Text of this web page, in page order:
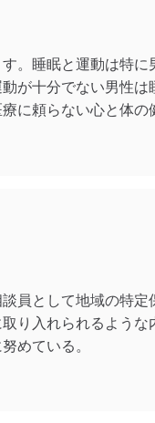
。睡眠と運動は特
が十分でない男性は
に頼らない心と体の
員として地域の特
り入れられるよう
めている。